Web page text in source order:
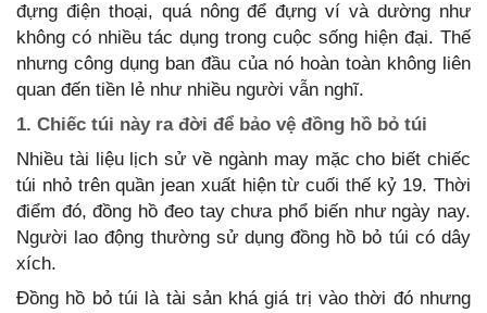
đựng điện thoại, quá nông để đựng ví và dường như
không có nhiều tác dụng trong cuộc sống hiện đại. Thế
nhưng công dụng ban đầu của nó hoàn toàn không liên
quan đến tiền lẻ như nhiều người vẫn nghĩ.
1. Chiếc túi này ra đời để bảo vệ đồng hồ bỏ túi
Nhiều tài liệu lịch sử về ngành may mặc cho biết chiếc
túi nhỏ trên quần jean xuất hiện từ cuối thế kỷ 19. Thời
điểm đó, đồng hồ đeo tay chưa phổ biến như ngày nay.
Người lao động thường sử dụng đồng hồ bỏ túi có dây
xích.
Đồng hồ bỏ túi là tài sản khá giá trị vào thời đó nhưng